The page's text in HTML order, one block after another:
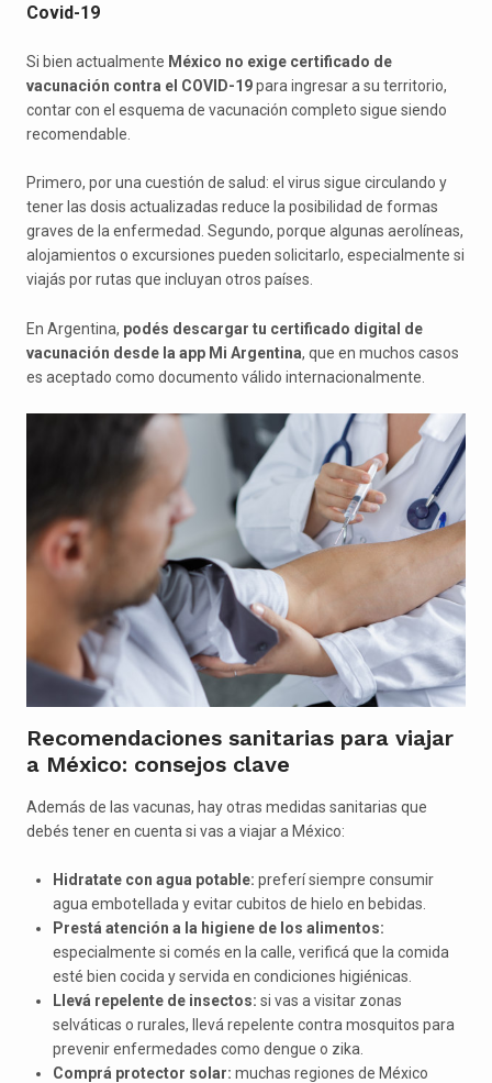
Covid-19
Si bien actualmente México no exige certificado de
vacunación contra el COVID-19para ingresar a su territorio,
contar con el esquema de vacunación completo sigue siendo
recomendable.
Primero, por una cuestión de salud: el virus sigue circulando y
tener las dosis actualizadas reduce la posibilidad de formas
graves de la enfermedad. Segundo, porque algunas aerolíneas,
alojamientos o excursiones pueden solicitarlo, especialmente si
viajás por rutas que incluyan otros países.
En Argentina, podés descargar tu certificado digital de
vacunación desde la app Mi Argentina, que en muchos casos
es aceptado como documento válido internacionalmente.
Recomendaciones sanitarias para viajar
a México: consejos clave
Además de las vacunas, hay otras medidas sanitarias que
debés tener en cuenta si vas a viajar a México:
Hidratate con agua potable: preferí siempre consumir
agua embotellada y evitar cubitos de hielo en bebidas.
Prestá atención a la higiene de los alimentos:
especialmente si comés en la calle, verificá que la comida
esté bien cocida y servida en condiciones higiénicas.
Llevá repelente de insectos: si vas a visitar zonas
selváticas o rurales, llevá repelente contra mosquitos para
prevenir enfermedades como dengue o zika.
Comprá protector solar: muchas regiones de México